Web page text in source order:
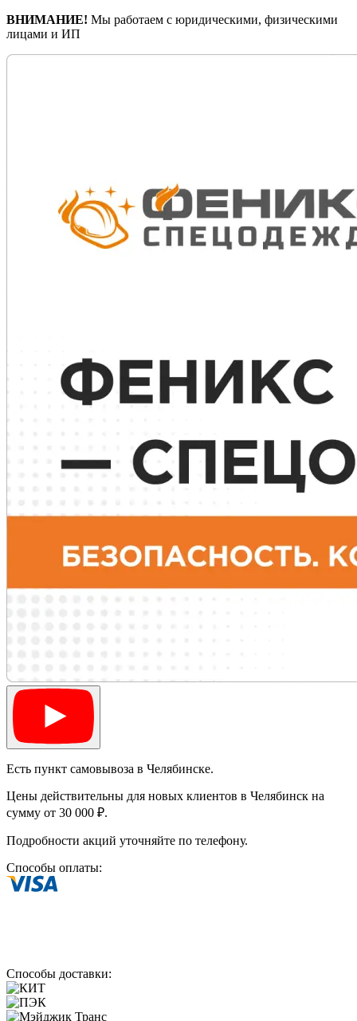
ВНИМАНИЕ! Мы работаем с юридическими, физическими
лицами и ИП
Есть пункт самовывоза в Челябинске.
Цены действительны для новых клиентов в Челябинск на
сумму от 30 000 ₽.
Подробности акций уточняйте по телефону.
Способы оплаты:
Способы доставки: